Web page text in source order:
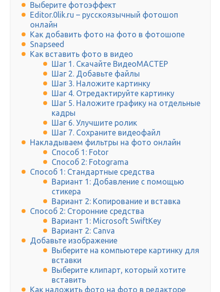
Выберите фотоэффект
Editor.0lik.ru – русскоязычный фотошоп
онлайн
Как добавить фото на фото в фотошопе
Snapseed
Как вставить фото в видео
Шаг 1. Скачайте ВидеоМАСТЕР
Шаг 2. Добавьте файлы
Шаг 3. Наложите картинку
Шаг 4. Отредактируйте картинку
Шаг 5. Наложите графику на отдельные
кадры
Шаг 6. Улучшите ролик
Шаг 7. Сохраните видеофайл
Накладываем фильтры на фото онлайн
Способ 1: Fotor
Способ 2: Fotograma
Способ 1: Стандартные средства
Вариант 1: Добавление с помощью
стикера
Вариант 2: Копирование и вставка
Способ 2: Сторонние средства
Вариант 1: Microsoft SwiftKey
Вариант 2: Canva
Добавьте изображение
Выберите на компьютере картинку для
вставки
Выберите клипарт, который хотите
вставить
Как наложить фото на фото в редакторе